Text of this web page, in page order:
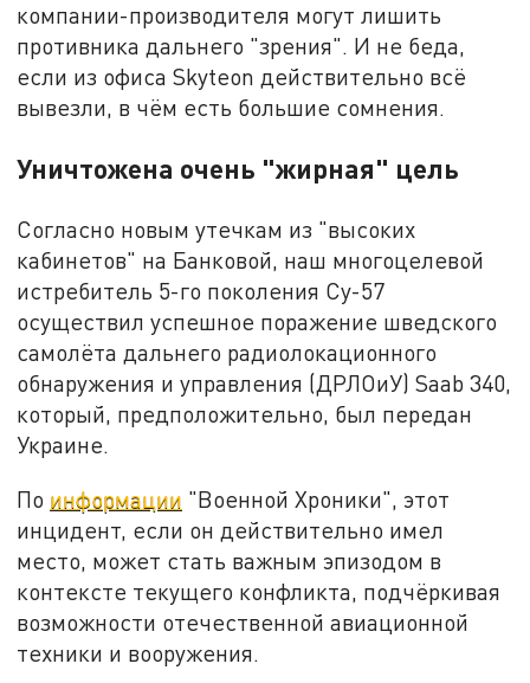
компании-производителя могут лишить
противника дальнего "зрения". И не беда,
если из офиса Skyteon действительно всё
вывезли, в чём есть большие сомнения.
Уничтожена очень "жирная" цель
Согласно новым утечкам из "высоких
кабинетов" на Банковой, наш многоцелевой
истребитель 5-го поколения Су-57
осуществил успешное поражение шведского
самолёта дальнего радиолокационного
обнаружения и управления (ДРЛОиУ) Saab 340,
который, предположительно, был передан
Украине.
По информации "Военной Хроники", этот
инцидент, если он действительно имел
место, может стать важным эпизодом в
контексте текущего конфликта, подчёркивая
возможности отечественной авиационной
техники и вооружения.